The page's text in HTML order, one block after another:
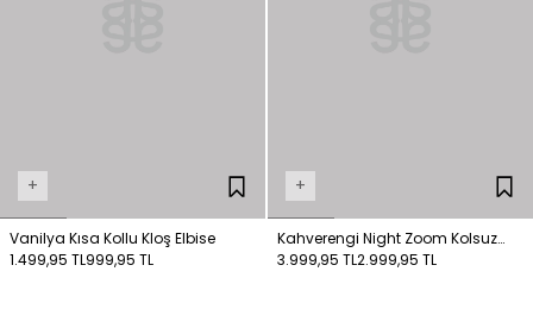
+
Vanilya Kısa Kollu Kloş Elbise
1.499,95 TL999,95 TL
+
Kahverengi Night Zoom Kolsuz
Uzun Örme Elbise
3.999,95 TL2.999,95 TL